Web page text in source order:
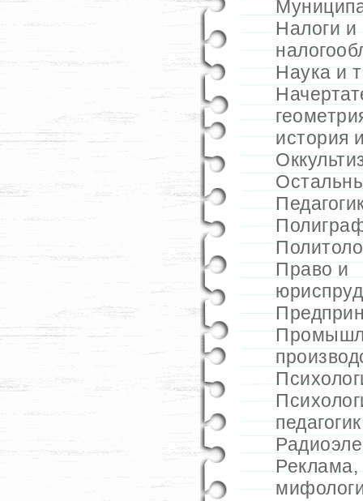
Налоги и
Наука и
история
Право и
Реклама,